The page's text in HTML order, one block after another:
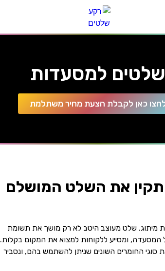
שלטים למסעדות
כאן לקבלת הצעת מחיר משתלמת
את השלט המושלם
מיתוג. שלט מעוצב היטב לא רק מושך את תשומת
המסעדה, ומסייע ללקוחות למצוא את המקום בקלות.
החומרים השונים שניתן להשתמש בהם, ונסביר